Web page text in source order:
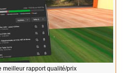
meilleur rapport qualité/prix